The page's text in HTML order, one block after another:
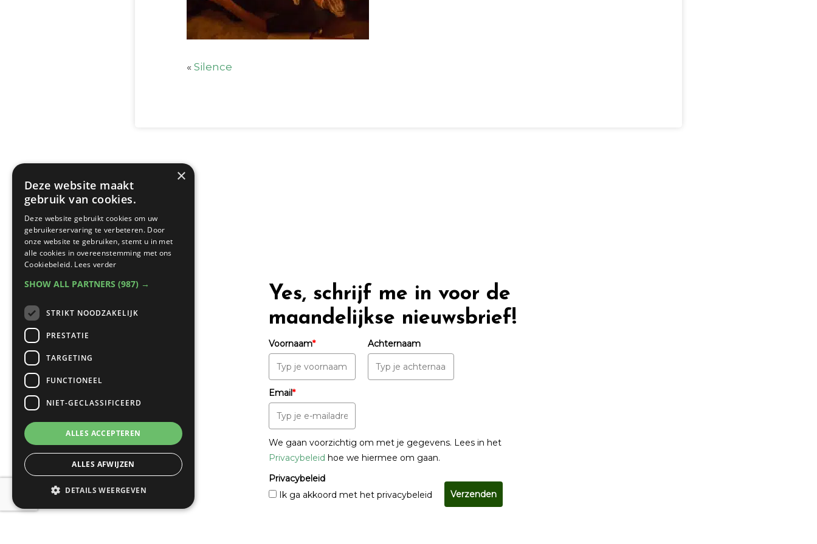
« Silence
Yes, schrijf me in voor de
maandelijkse nieuwsbrief!
Voornaam* Achternaam
Email*
We gaan voorzichtig om met je gegevens. Lees in het
Privacybeleid hoe we hiermee om gaan.
Privacybeleid
Ik ga akkoord met het privacybeleid
Verzenden
×
Deze website maakt
gebruik van cookies.
Deze website gebruikt cookies om uw
gebruikerservaring te verbeteren. Door
onze website te gebruiken, stemt u in met
alle cookies in overeenstemming met ons
Cookiebeleid. Lees verder
SHOW ALL PARTNERS (987) →
STRIKT NOODZAKELIJK
PRESTATIE
TARGETING
FUNCTIONEEL
NIET-GECLASSIFICEERD
ALLES ACCEPTEREN
ALLES AFWIJZEN
DETAILS WEERGEVEN